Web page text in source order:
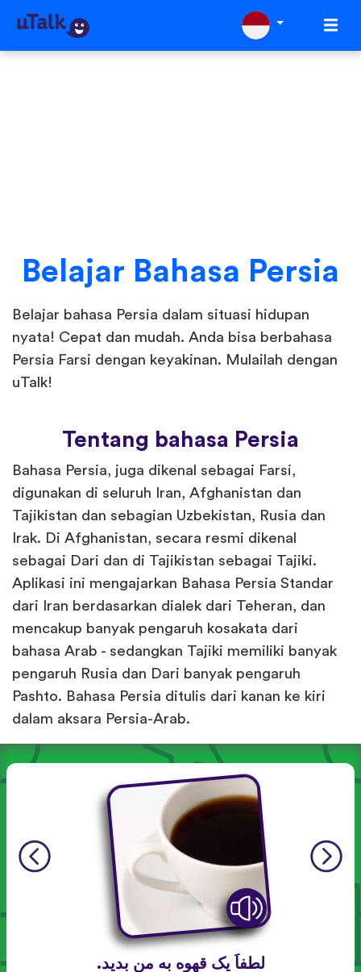
Belajar Bahasa Persia
Belajar bahasa Persia dalam situasi hidupan
nyata! Cepat dan mudah. Anda bisa berbahasa
Persia Farsi dengan keyakinan. Mulailah dengan
uTalk!
Tentang bahasa Persia
Bahasa Persia, juga dikenal sebagai Farsi,
digunakan di seluruh Iran, Afghanistan dan
Tajikistan dan sebagian Uzbekistan, Rusia dan
Irak. Di Afghanistan, secara resmi dikenal
sebagai Dari dan di Tajikistan sebagai Tajiki.
Aplikasi ini mengajarkan Bahasa Persia Standar
dari Iran berdasarkan dialek dari Teheran, dan
mencakup banyak pengaruh kosakata dari
bahasa Arab - sedangkan Tajiki memiliki banyak
pengaruh Rusia dan Dari banyak pengaruh
Pashto. Bahasa Persia ditulis dari kanan ke kiri
dalam aksara Persia-Arab.
لطفاَ یک قهوه به من بدید.